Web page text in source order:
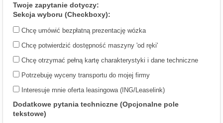
Twoje zapytanie dotyczy:
Sekcja wyboru (Checkboxy):
Chcę umówić bezpłatną prezentację wózka
Chcę potwierdzić dostępność maszyny 'od ręki'
Chcę otrzymać pełną kartę charakterystyki i dane techniczne
Potrzebuję wyceny transportu do mojej firmy
Interesuje mnie oferta leasingowa (ING/Leaselink)
Dodatkowe pytania techniczne (Opcjonalne pole
tekstowe)